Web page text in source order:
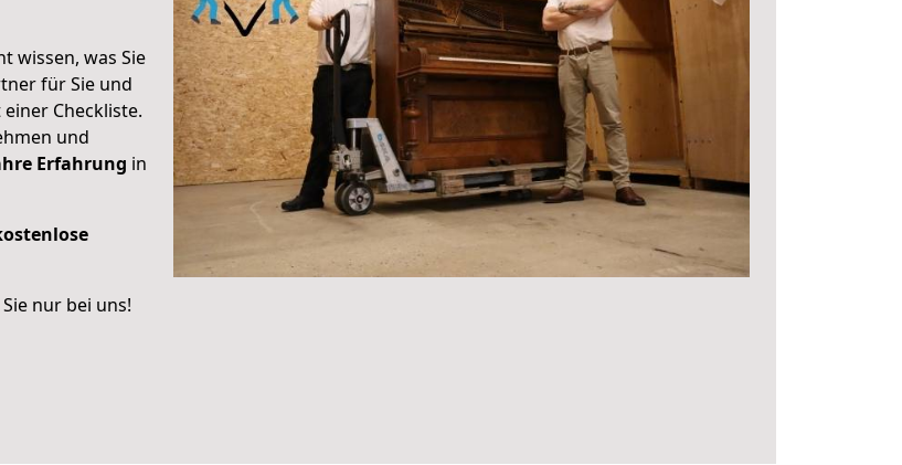
wissen, was Sie
für Sie und
Checkliste.
und
Erfahrung in
nur bei uns!